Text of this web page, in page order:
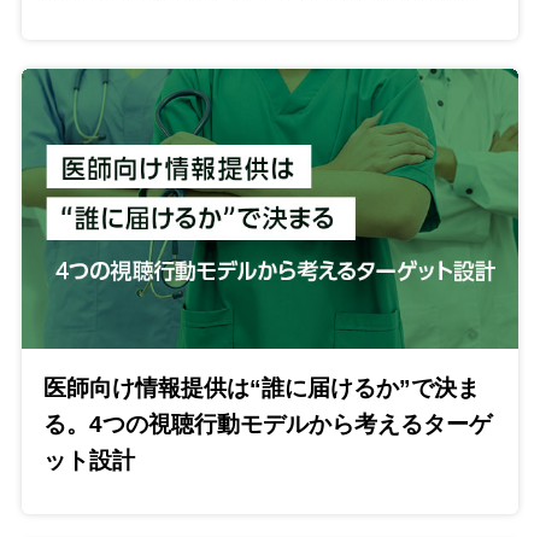
医師向け情報提供は“誰に届けるか”で決ま
る。4つの視聴行動モデルから考えるターゲ
ット設計